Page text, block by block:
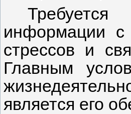
информации с
стрессов и
Главным
является его